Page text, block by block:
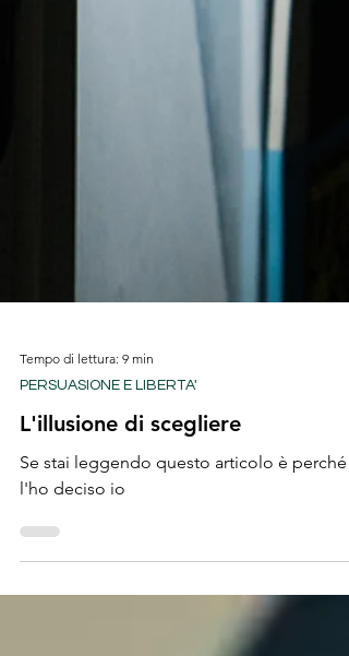
Tempo di lettura: 9 min
PERSUASIONE E LIBERTA'
L'illusione di scegliere
Se stai leggendo questo articolo è perché
l'ho deciso io